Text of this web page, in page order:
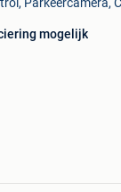
mogelijk